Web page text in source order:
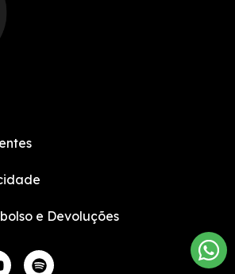
e Devoluções